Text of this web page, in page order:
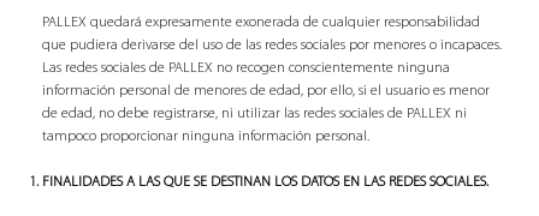
PALLEX quedará expresamente exonerada de cualquier responsabilidad
que pudiera derivarse del uso de las redes sociales por menores o incapaces.
Las redes sociales de PALLEX no recogen conscientemente ninguna
información personal de menores de edad, por ello, si el usuario es menor
de edad, no debe registrarse, ni utilizar las redes sociales de PALLEX ni
tampoco proporcionar ninguna información personal.
FINALIDADES A LAS QUE SE DESTINAN LOS DATOS EN LAS REDES SOCIALES.